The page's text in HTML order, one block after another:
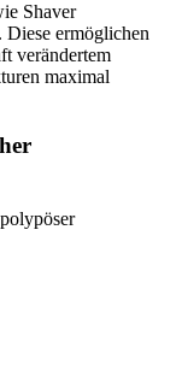
Shaver
Diese ermöglichen
verändertem
maximal